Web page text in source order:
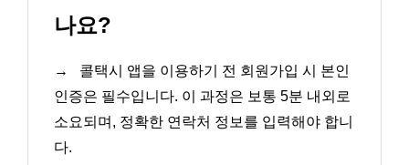
나요?
→
콜택시 앱을 이용하기 전 회원가입 시 본인
인증은 필수입니다. 이 과정은 보통 5분 내외로
소요되며, 정확한 연락처 정보를 입력해야 합니
다.